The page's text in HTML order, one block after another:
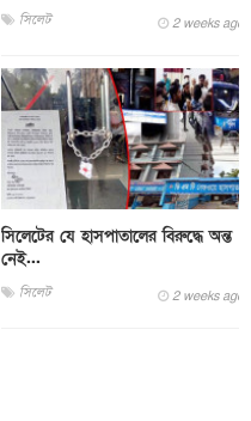
সিলেট 2 weeks ago
সিলেটের যে হাসপাতালের বিরুদ্ধে অন্ত
নেই...
সিলেট 2 weeks ago